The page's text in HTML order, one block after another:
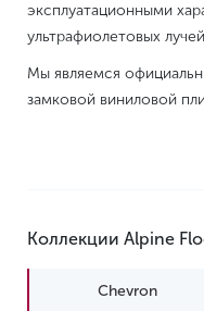
эксплуатационными
ультрафиолетовых
Мы являемся
замковой виниловой
Коллекции Alpine
Chevron